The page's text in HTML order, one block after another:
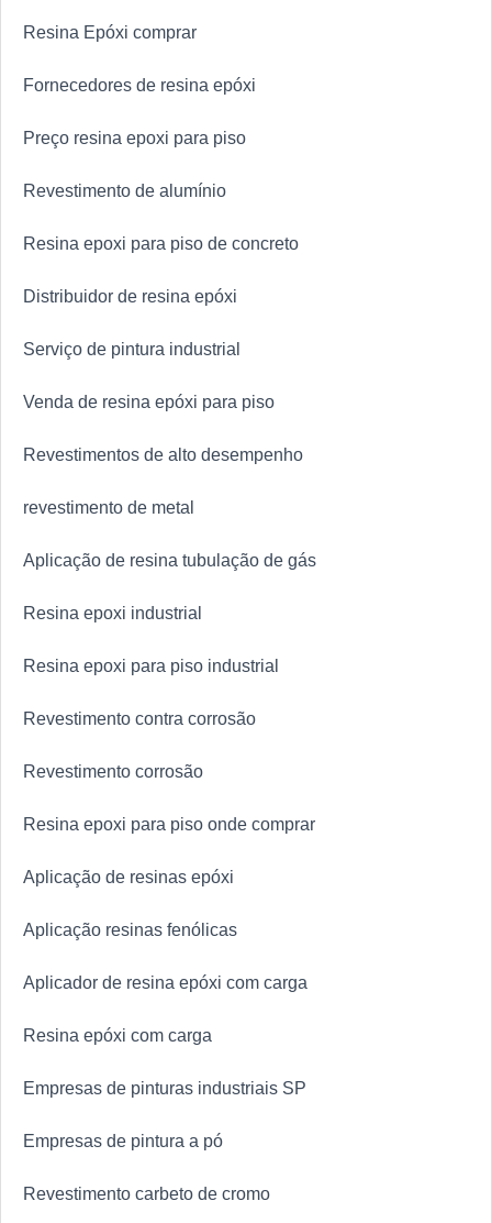
Resina Epóxi comprar
Fornecedores de resina epóxi
Preço resina epoxi para piso
Revestimento de alumínio
Resina epoxi para piso de concreto
Distribuidor de resina epóxi
Serviço de pintura industrial
Venda de resina epóxi para piso
Revestimentos de alto desempenho
revestimento de metal
Aplicação de resina tubulação de gás
Resina epoxi industrial
Resina epoxi para piso industrial
Revestimento contra corrosão
Revestimento corrosão
Resina epoxi para piso onde comprar
Aplicação de resinas epóxi
Aplicação resinas fenólicas
Aplicador de resina epóxi com carga
Resina epóxi com carga
Empresas de pinturas industriais SP
Empresas de pintura a pó
Revestimento carbeto de cromo